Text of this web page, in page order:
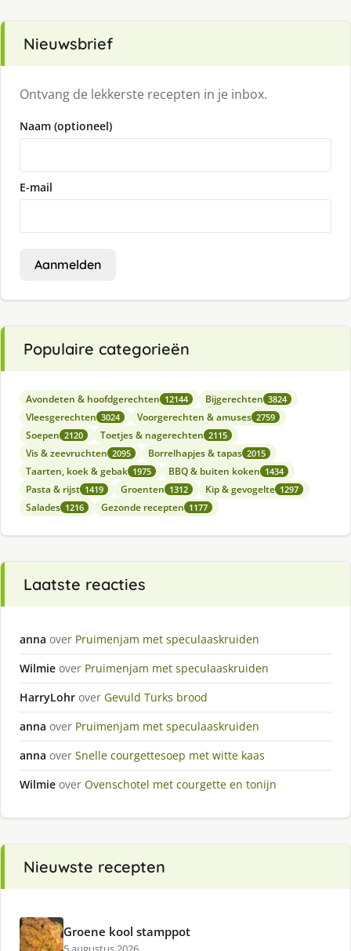
Nieuwsbrief
Ontvang de lekkerste recepten in je inbox.
Naam (optioneel)
E-mail
Aanmelden
Populaire categorieën
Avondeten & hoofdgerechten 12144 Bijgerechten 3824
Vleesgerechten 3024 Voorgerechten & amuses 2759
Soepen 2120 Toetjes & nagerechten 2115
Vis & zeevruchten 2095 Borrelhapjes & tapas 2015
Taarten, koek & gebak 1975 BBQ & buiten koken 1434
Pasta & rijst 1419 Groenten 1312 Kip & gevogelte 1297
Salades 1216 Gezonde recepten 1177
Laatste reacties
anna over Pruimenjam met speculaaskruiden
Wilmie over Pruimenjam met speculaaskruiden
HarryLohr over Gevuld Turks brood
anna over Pruimenjam met speculaaskruiden
anna over Snelle courgettesoep met witte kaas
Wilmie over Ovenschotel met courgette en tonijn
Nieuwste recepten
Groene kool stamppot